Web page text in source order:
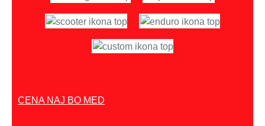
CENA NAJ BO MED